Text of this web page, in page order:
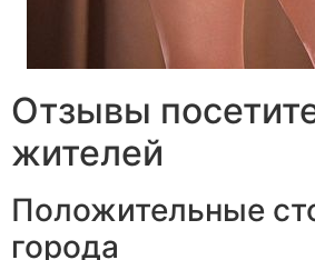
Отзывы
жителей
Положительные
города